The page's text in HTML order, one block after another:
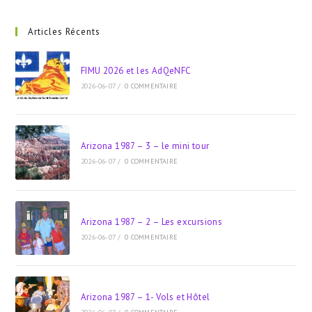
Articles Récents
FIMU 2026 et les AdQeNFC
2026-06-07 / 0 COMMENTAIRE
Arizona 1987 – 3 – le mini tour
2026-06-07 / 0 COMMENTAIRE
Arizona 1987 – 2 – Les excursions
2026-06-07 / 0 COMMENTAIRE
Arizona 1987 – 1- Vols et Hôtel